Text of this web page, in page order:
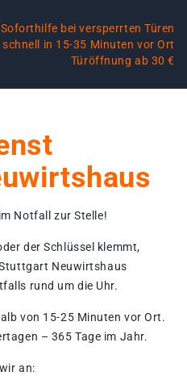
Soforthilfe bei versperrten Türen
in 15-35 Minuten vor Ort
Türöffnung ab 30 €
Notfall zur Stelle!
der Schlüssel klemmt,
Neuwirtshaus
rund um die Uhr.
von 15-25 Minuten vor Ort.
– 365 Tage im Jahr.
an: